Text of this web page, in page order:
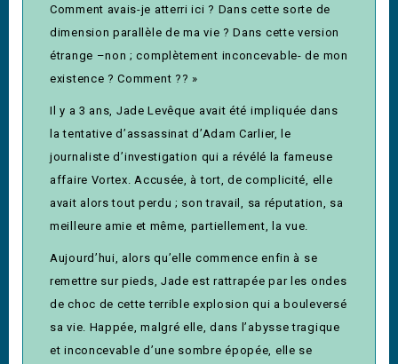
Comment avais-je atterri ici ? Dans cette sorte de
dimension parallèle de ma vie ? Dans cette version
étrange –non ; complètement inconcevable- de mon
existence ? Comment ?? »
Il y a 3 ans, Jade Levêque avait été impliquée dans
la tentative d’assassinat d’Adam Carlier, le
journaliste d’investigation qui a révélé la fameuse
affaire Vortex. Accusée, à tort, de complicité, elle
avait alors tout perdu ; son travail, sa réputation, sa
meilleure amie et même, partiellement, la vue.
Aujourd’hui, alors qu’elle commence enfin à se
remettre sur pieds, Jade est rattrapée par les ondes
de choc de cette terrible explosion qui a bouleversé
sa vie. Happée, malgré elle, dans l’abysse tragique
et inconcevable d’une sombre épopée, elle se